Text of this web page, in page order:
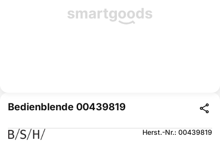
Bedienblende 00439819
Herst.-Nr.: 00439819